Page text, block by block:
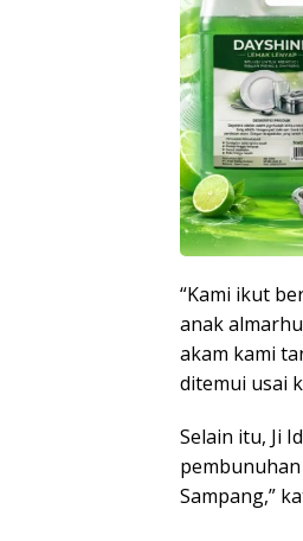
“Kami ikut
anak
akam kami
ditemui usai
Selain itu, Ji
Sampang,”